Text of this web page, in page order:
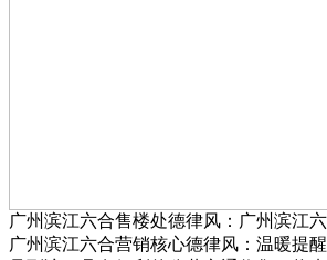
广州滨江六合售楼处德律风：广州滨江
广州滨江六合营销核心德律风：温暖提